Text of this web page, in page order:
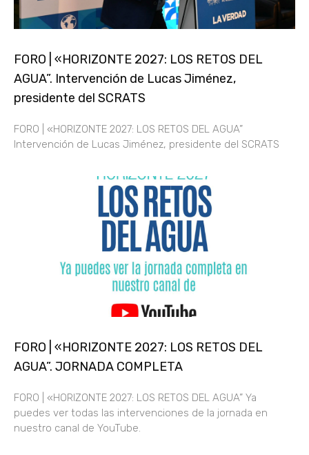
FORO | «HORIZONTE 2027: LOS RETOS DEL
AGUA”. Intervención de Lucas Jiménez,
presidente del SCRATS
FORO | «HORIZONTE 2027: LOS RETOS DEL AGUA”
Intervención de Lucas Jiménez, presidente del SCRATS
FORO | «HORIZONTE 2027: LOS RETOS DEL
AGUA”. JORNADA COMPLETA
FORO | «HORIZONTE 2027: LOS RETOS DEL AGUA” Ya
puedes ver todas las intervenciones de la jornada en
nuestro canal de YouTube.